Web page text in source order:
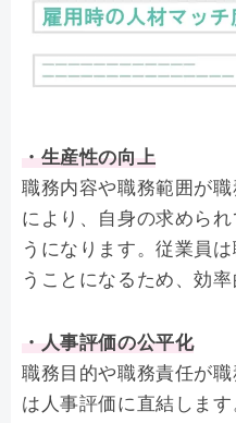
・生産性の向上
職務内容や職務範囲が
により、自身の求めら
うになります。従業員
うことになるため、効
・人事評価の公平化
職務目的や職務責任が
は人事評価に直結しま